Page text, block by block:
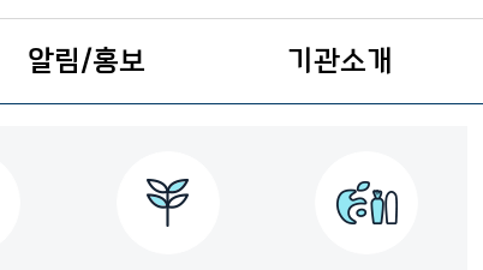
알림/홍보 기관소개